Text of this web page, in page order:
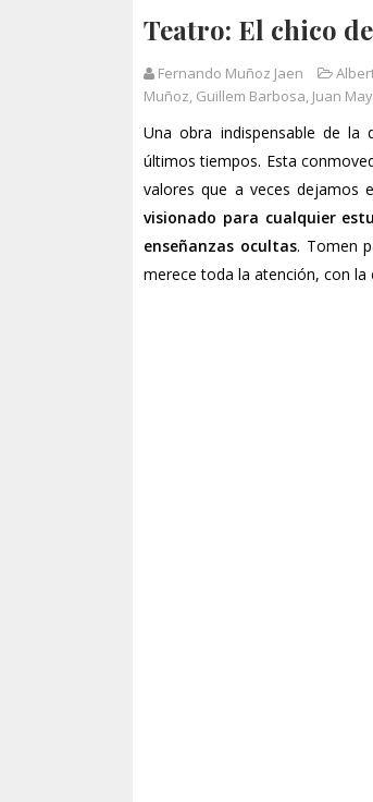
Teatro: El chico
Fernando Muñoz Jaen
Muñoz, Guillem Barbosa, Juan
Una obra indispensable de la
últimos tiempos. Esta
valores que a veces dejamos
visionado para cualquier
enseñanzas ocultas. Tomen
merece toda la atención, con